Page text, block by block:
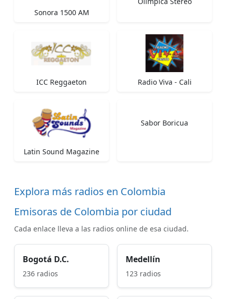
Sonora 1500 AM
ICC Reggaeton Radio Viva - Cali
Latin Sound Magazine
Sabor Boricua
Explora más radios en Colombia
Emisoras de Colombia por ciudad
Cada enlace lleva a las radios online de esa ciudad.
Bogotá D.C.
236 radios
Medellín
123 radios